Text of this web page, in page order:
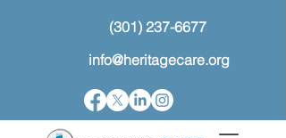
(301) 237-6677
info@heritagecare.org